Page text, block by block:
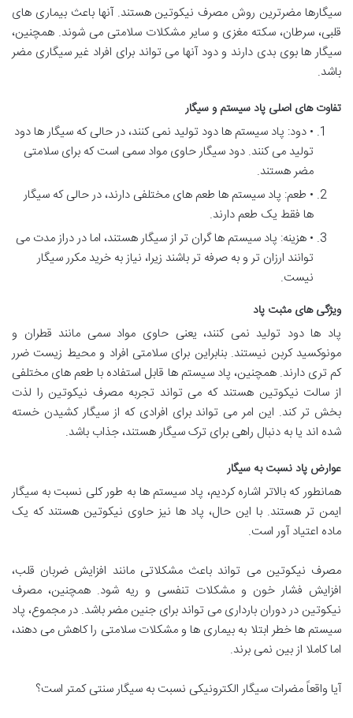
سیگارها مضرترین روش مصرف نیکوتین هستند. آنها باعث بیماری های
قلبی، سرطان، سکته مغزی و سایر مشکلات سلامتی می شوند. همچنین،
سیگار ها بوی بدی دارند و دود آنها می تواند برای افراد غیر سیگاری مضر
باشد.
تفاوت های اصلی پاد سیستم و سیگار
• دود: پاد سیستم ها دود تولید نمی کنند، در حالی که سیگار ها دود
تولید می کنند. دود سیگار حاوی مواد سمی است که برای سلامتی
مضر هستند.
• طعم: پاد سیستم ها طعم های مختلفی دارند، در حالی که سیگار
ها فقط یک طعم دارند.
• هزینه: پاد سیستم ها گران تر از سیگار هستند، اما در دراز مدت می
توانند ارزان تر و به صرفه تر باشند زیرا، نیاز به خرید مکرر سیگار
نیست.
ویژگی های مثبت پاد
پاد ها دود تولید نمی کنند، یعنی حاوی مواد سمی مانند قطران و
مونوکسید کربن نیستند. بنابراین برای سلامتی افراد و محیط زیست ضرر
کم تری دارند. همچنین، پاد سیستم ها قابل استفاده با طعم های مختلفی
از سالت نیکوتین هستند که می تواند تجربه مصرف نیکوتین را لذت
بخش تر کند. این امر می تواند برای افرادی که از سیگار کشیدن خسته
شده اند یا به دنبال راهی برای ترک سیگار هستند، جذاب باشد.
عوارض پاد نسبت به سیگار
همانطور که بالاتر اشاره کردیم، پاد سیستم ها به طور کلی نسبت به سیگار
ایمن تر هستند. با این حال، پاد ها نیز حاوی نیکوتین هستند که یک
ماده اعتیاد آور است.
مصرف نیکوتین می تواند باعث مشکلاتی مانند افزایش ضربان قلب،
افزایش فشار خون و مشکلات تنفسی و ریه شود. همچنین، مصرف
نیکوتین در دوران بارداری می تواند برای جنین مضر باشد. در مجموع، پاد
سیستم ها خطر ابتلا به بیماری ها و مشکلات سلامتی را کاهش می دهند،
اما کاملا از بین نمی برند.
آیا واقعاً مضرات سیگار الکترونیکی نسبت به سیگار سنتی کمتر است؟